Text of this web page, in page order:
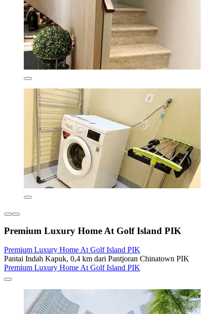
Premium Luxury Home At Golf Island PIK
Premium Luxury Home At Golf Island PIK
Pantai Indah Kapuk, 0,4 km dari Pantjoran Chinatown PIK
Premium Luxury Home At Golf Island PIK